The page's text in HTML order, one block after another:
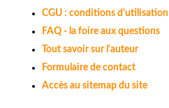
CGU : conditions d'utilisation
FAQ - la foire aux questions
Tout savoir sur l'auteur
Formulaire de contact
Accès au sitemap du site